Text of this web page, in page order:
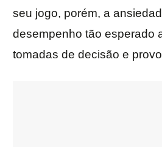
seu jogo, porém, a
desempenho tão esperado
tomadas de decisão e